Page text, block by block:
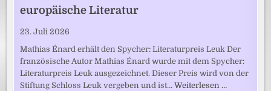
europäische Literatur
23. Juli 2026
Mathias Énard erhält den Spycher: Literaturpreis Leuk Der
französische Autor Mathias Énard wurde mit dem Spycher:
Literaturpreis Leuk ausgezeichnet. Dieser Preis wird von der
Stiftung Schloss Leuk vergeben und ist…Weiterlesen …